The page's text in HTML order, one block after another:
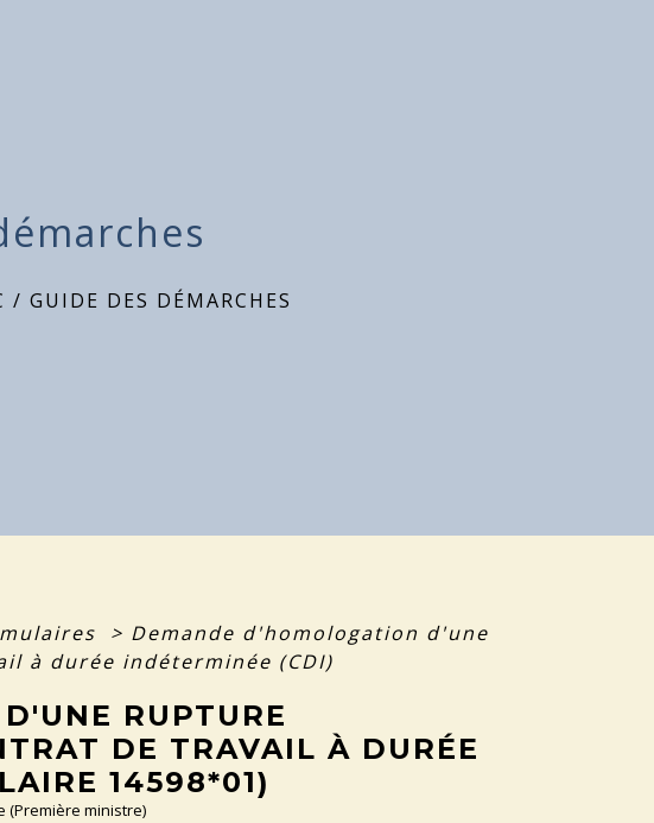
/GUIDE DES DÉMARCHES
> Demande d'homologation d'une
à durée indéterminée (CDI)
RUPTURE
DE TRAVAIL À DURÉE
14598*01)
(Première ministre)